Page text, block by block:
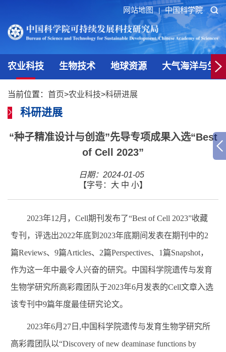
网站地图 中国科学院
农业科技 生物技术 地球资源 大气海洋与生
当前位置： 首页>农业科技>科研进展
科研进展
“种子精准设计与创造”先导专项成果入选“Best
of Cell 2023”
日期：2024-01-05
【字号： 大 中 小】
2023年12月，Cell期刊发布了“Best of Cell 2023”收藏
专刊，评选出2022年底到2023年底期间发表在期刊中的2
篇Reviews、9篇Articles、2篇Perspectives、1篇Snapshot，
作为这一年中最令人兴奋的研究。中国科学院遗传与发育
生物学研究所高彩霞团队于2023年6月发表的Cell文章入选
该专刊中9篇年度最佳研究论文。
2023年6月27日,中国科学院遗传与发育生物学研究所
高彩霞团队以“Discovery of new deaminase functions by